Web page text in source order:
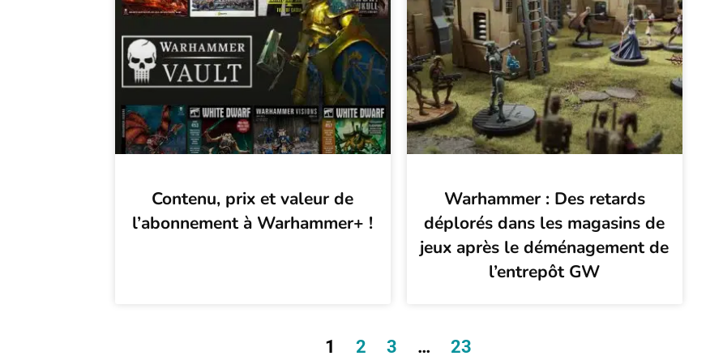
Contenu, prix et valeur de
l’abonnement à Warhammer+ !
Warhammer : Des retards
déplorés dans les magasins de
jeux après le déménagement de
l’entrepôt GW
1 2 3 … 23